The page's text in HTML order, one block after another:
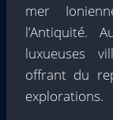
mer
l’Antiquité.
luxueuses
offrant du
explorations.